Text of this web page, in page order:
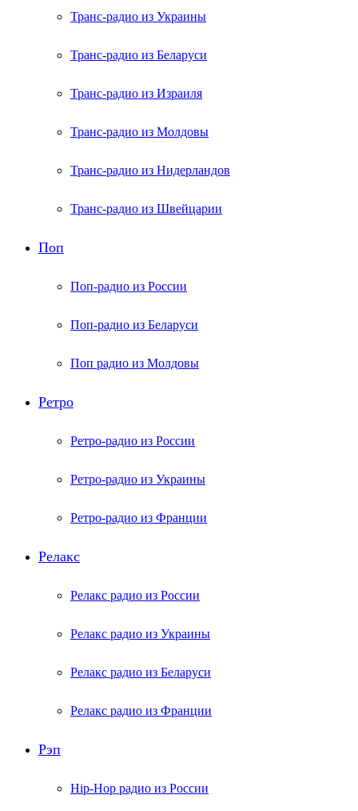
Транс-радио из Украины
Транс-радио из Беларуси
Транс-радио из Израиля
Транс-радио из Молдовы
Транс-радио из Нидерландов
Транс-радио из Швейцарии
Поп
Поп-радио из России
Поп-радио из Беларуси
Поп радио из Молдовы
Ретро
Ретро-радио из России
Ретро-радио из Украины
Ретро-радио из Франции
Релакс
Релакс радио из России
Релакс радио из Украины
Релакс радио из Беларуси
Релакс радио из Франции
Рэп
Hip-Hop радио из России